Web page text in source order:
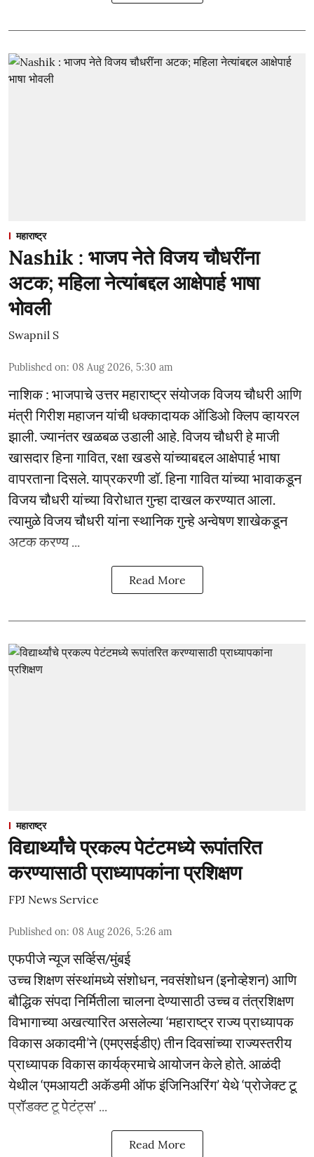
महाराष्ट्र
Nashik : भाजप नेते विजय चौधरींना
अटक; महिला नेत्यांबद्दल आक्षेपार्ह भाषा
भोवली
Swapnil S
Published on: 08 Aug 2026, 5:30 am
नाशिक : भाजपाचे उत्तर महाराष्ट्र संयोजक विजय चौधरी आणि
मंत्री गिरीश महाजन यांची धक्कादायक ऑडिओ क्लिप व्हायरल
झाली. ज्यानंतर खळबळ उडाली आहे. विजय चौधरी हे माजी
खासदार हिना गावित, रक्षा खडसे यांच्याबद्दल आक्षेपार्ह भाषा
वापरताना दिसले. याप्रकरणी डॉ. हिना गावित यांच्या भावाकडून
विजय चौधरी यांच्या विरोधात गुन्हा दाखल करण्यात आला.
त्यामुळे विजय चौधरी यांना स्थानिक गुन्हे अन्वेषण शाखेकडून
अटक करण्य ...
Read More
महाराष्ट्र
विद्यार्थ्यांचे प्रकल्प पेटंटमध्ये रूपांतरित
करण्यासाठी प्राध्यापकांना प्रशिक्षण
FPJ News Service
Published on: 08 Aug 2026, 5:26 am
एफपीजे न्यूज सर्व्हिस/मुंबई
उच्च शिक्षण संस्थांमध्ये संशोधन, नवसंशोधन (इनोव्हेशन) आणि
बौद्धिक संपदा निर्मितीला चालना देण्यासाठी उच्च व तंत्रशिक्षण
विभागाच्या अखत्यारित असलेल्या ‘महाराष्ट्र राज्य प्राध्यापक
विकास अकादमी’ने (एमएसईडीए) तीन दिवसांच्या राज्यस्तरीय
प्राध्यापक विकास कार्यक्रमाचे आयोजन केले होते. आळंदी
येथील ‘एमआयटी अकॅडमी ऑफ इंजिनिअरिंग’ येथे ‘प्रोजेक्ट टू
प्रॉडक्ट टू पेटंट्स’ ...
Read More